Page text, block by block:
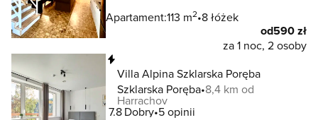
Apartament:113 m2 8 łóżek
od590 zł
za 1 noc, 2 osoby
Villa Alpina Szklarska Poręba
Szklarska Poręba 8,4 km od
Harrachov
7.8 Dobry 5 opinii